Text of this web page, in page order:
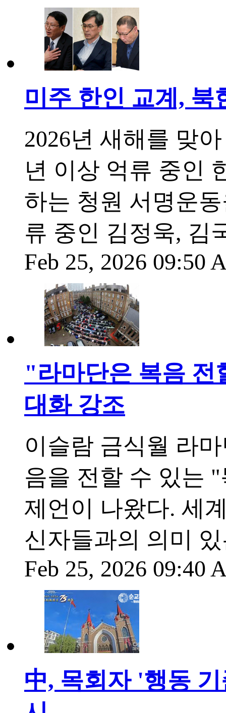
미주 한인 교계, 북
2026년 새해를 맞
년 이상 억류 중인
하는 청원 서명운
류 중인 김정욱, 김
Feb 25, 2026 09:50
"라마단은 복음 전
대화 강조
이슬람 금식월 라
음을 전할 수 있는
제언이 나왔다. 세
신자들과의 의미
Feb 25, 2026 09:40
中, 목회자 '행동